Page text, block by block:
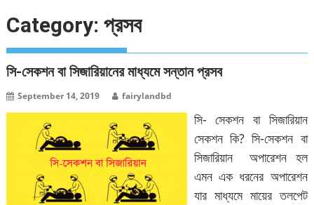
Category:প্রসব
সি-সেকশন বা সিজারিয়ানের মাধ্যমে সন্তান প্রসব
September 14, 2019 fairylandbd
সি- সেকশন বা সিজারিয়ান
সেকশন কি? সি-সেকশন বা
সিজারিয়ান অপারেশন হল
এমন এক ধরনের অপারেশন
যার মাধ্যমে মায়ের তলপেট